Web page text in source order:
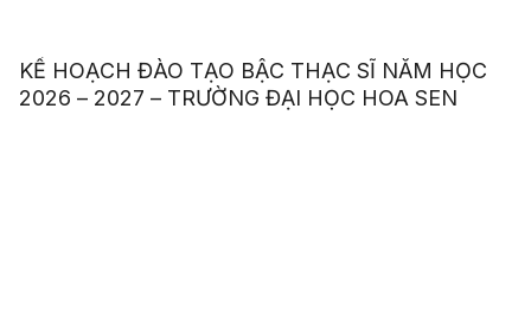
KẾ HOẠCH ĐÀO TẠO BẬC THẠC SĨ NĂM HỌC
2026 – 2027 – TRƯỜNG ĐẠI HỌC HOA SEN